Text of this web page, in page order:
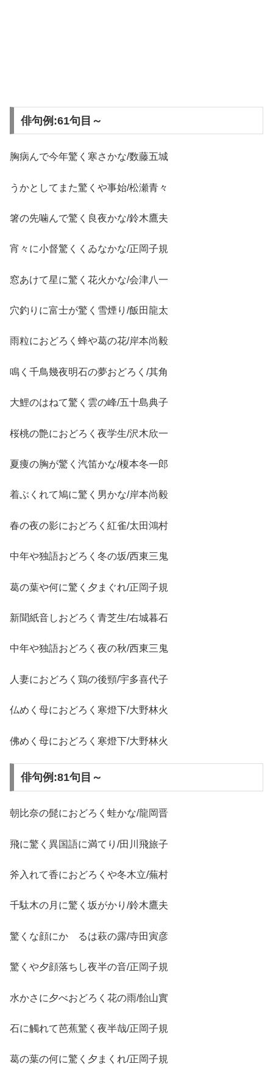
俳句例:61句目～
胸病んで今年驚く寒さかな/数藤五城
うかとしてまた驚くや事始/松瀬青々
箸の先噛んで驚く良夜かな/鈴木鷹夫
宵々に小督驚くくゐなかな/正岡子規
窓あけて星に驚く花火かな/会津八一
穴釣りに富士が驚く雪煙り/飯田龍太
雨粒におどろく蜂や葛の花/岸本尚毅
鳴く千鳥幾夜明石の夢おどろく/其角
大鯉のはねて驚く雲の峰/五十島典子
桜桃の艶におどろく夜学生/沢木欣一
夏痩の胸が驚く汽笛かな/榎本冬一郎
着ぶくれて鳩に驚く男かな/岸本尚毅
春の夜の影におどろく紅雀/太田鴻村
中年や独語おどろく冬の坂/西東三鬼
葛の葉や何に驚く夕まぐれ/正岡子規
新聞紙音しおどろく青芝生/右城暮石
中年や独語おどろく夜の秋/西東三鬼
人妻におどろく鶏の後頸/宇多喜代子
仏めく母におどろく寒燈下/大野林火
佛めく母におどろく寒燈下/大野林火
俳句例:81句目～
朝比奈の髭におどろく蛙かな/龍岡晋
飛に驚く異国語に満てり/田川飛旅子
斧入れて香におどろくや冬木立/蕪村
千駄木の月に驚く坂がかり/鈴木鷹夫
驚くな顔にかゝるは萩の露/寺田寅彦
驚くや夕顔落ちし夜半の音/正岡子規
水かさに夕べおどろく花の雨/飴山實
石に觸れて芭蕉驚く夜半哉/正岡子規
葛の葉の何に驚く夕まくれ/正岡子規